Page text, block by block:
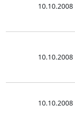
10.10.2008
10.10.2008
10.10.2008